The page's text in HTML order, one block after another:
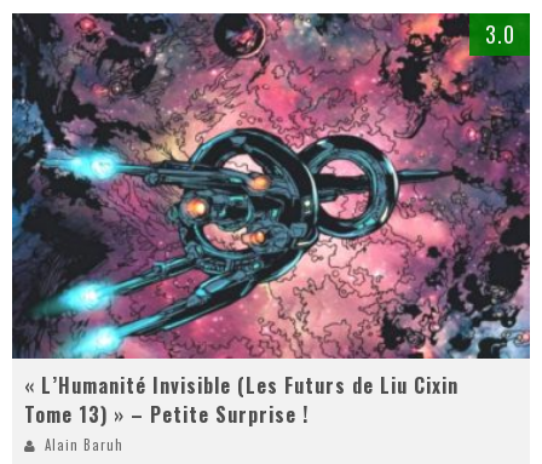
3.0
« L’Humanité Invisible (Les Futurs de Liu Cixin
Tome 13) » – Petite Surprise !
Alain Baruh